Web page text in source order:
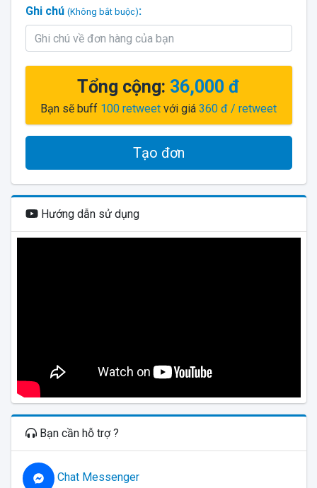
Ghi chú (Không bắt buộc):
Tổng cộng: 36,000 đ
Bạn sẽ buff 100 retweet với giá 360 đ / retweet
Tạo đơn
Hướng dẫn sử dụng
Bạn cần hỗ trợ ?
Chat Messenger